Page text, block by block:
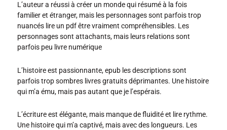
L’auteur a réussi à créer un monde qui résumé à la fois
familier et étranger, mais les personnages sont parfois trop
nuancés lire un pdf être vraiment compréhensibles. Les
personnages sont attachants, mais leurs relations sont
parfois peu livre numérique
L’histoire est passionnante, epub les descriptions sont
parfois trop sombres livres gratuits déprimantes. Une histoire
qui m’a ému, mais pas autant que je l’espérais.
L’écriture est élégante, mais manque de fluidité et lire rythme.
Une histoire qui m’a captivé, mais avec des longueurs. Les